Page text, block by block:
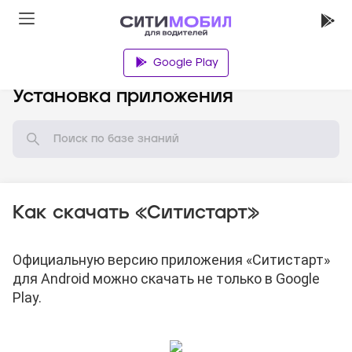
Google Play
Установка приложения
Как скачать «Ситистарт»
Официальную версию приложения «Ситистарт»
для Android можно скачать не только в Google
Play.